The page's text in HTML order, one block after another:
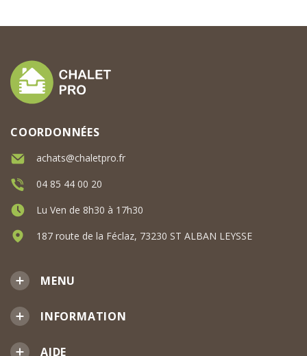
MENU
INFORMATION
AIDE
COORDONNÉES
achats@chaletpro.fr
04 85 44 00 20
Lu Ven de 8h30 à 17h30
187 route de la Féclaz, 73230 ST ALBAN LEYSSE